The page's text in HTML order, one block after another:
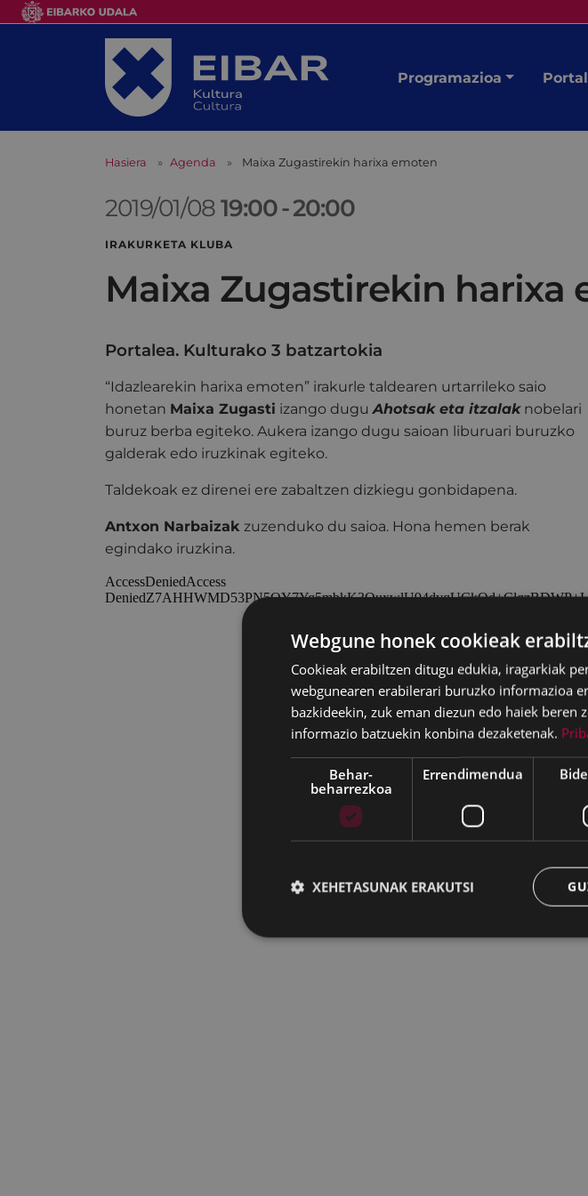
Programazioa
Hasiera Agenda Maixa Zugastirekin harixa emoten
2019/01/0819:00-20:00
IRAKURKETA KLUBA
Maixa Zugastirekin harixa
Portalea. Kulturako 3 batzartokia
“Idazlearekin harixa emoten” irakurle taldearen urtarrileko saio
honetan Maixa Zugasti izango duguAhotsak eta itzalaknobelari
buruz berba egiteko. Aukera izango dugu saioan liburuari buruzko
galderak edo iruzkinak egiteko.
Taldekoak ez direnei ere zabaltzen dizkiegu gonbidapena.
Antxon Narbaizak zuzenduko du saioa. Hona hemen berak
egindako iruzkina.
Webgune honek cookieak
Cookieak erabiltzen ditugu edukia, iragarkiak
webgunearen erabilerari buruzko informazioa
bazkideekin, zuk eman diezun edo haiek
informazio batzuekin konbina dezaketenak.
Behar-
beharrezkoa
Errendimendua
XEHETASUNAK ERAKUTSI